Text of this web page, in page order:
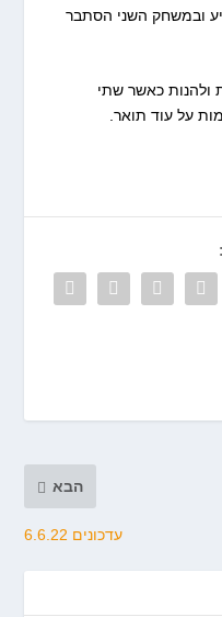
ובמשחק השני הסתבר
ולהנות כאשר שתי
על עוד תואר.
הבא
עדכונים 6.6.22